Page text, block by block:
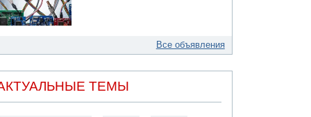
Все объявления
ТЕМЫ